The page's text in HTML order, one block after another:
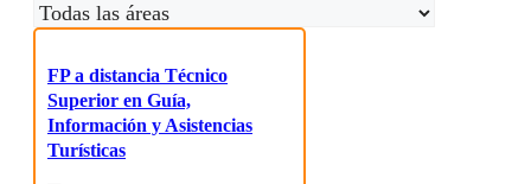
FP a distancia Técnico
Superior en Guía,
Información y Asistencias
Turísticas